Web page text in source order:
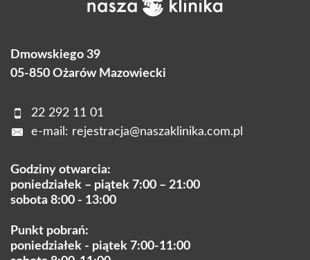
Dmowskiego 39
05-850 Ożarów Mazowiecki
22 292 11 01
e-mail: rejestracja@naszaklinika.com.pl
Godziny otwarcia:
poniedziałek – piątek 7:00 – 21:00
sobota 8:00 - 13:00
Punkt pobrań:
poniedziałek - piątek 7:00-11:00